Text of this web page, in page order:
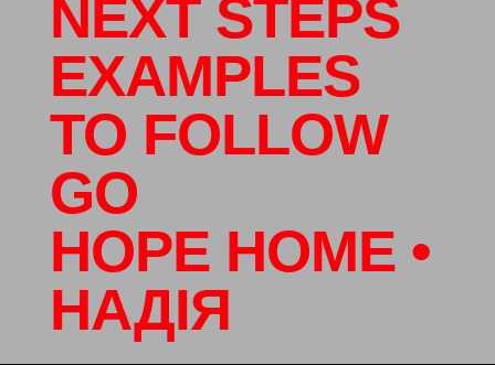
NEXT STEPS
EXAMPLES
TO FOLLOW
GO
HOPE HOME •
НАДІЯ